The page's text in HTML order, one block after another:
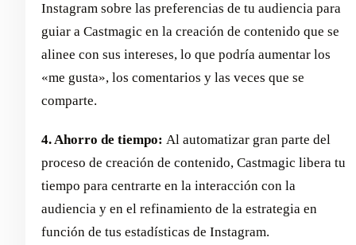
Instagram sobre las preferencias de tu audiencia para
guiar a Castmagic en la creación de contenido que se
alinee con sus intereses, lo que podría aumentar los
«me gusta», los comentarios y las veces que se
comparte.
4. Ahorro de tiempo: Al automatizar gran parte del
proceso de creación de contenido, Castmagic libera tu
tiempo para centrarte en la interacción con la
audiencia y en el refinamiento de la estrategia en
función de tus estadísticas de Instagram.